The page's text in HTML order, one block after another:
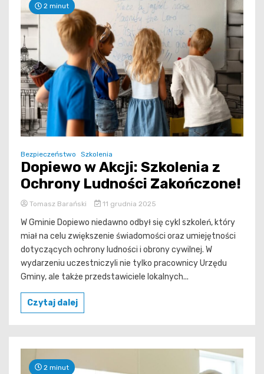
2 minut
Bezpieczeństwo Szkolenia
Dopiewo w Akcji: Szkolenia z
Ochrony Ludności Zakończone!
Tomasz Barański 11 grudnia 2025
W Gminie Dopiewo niedawno odbył się cykl szkoleń, który
miał na celu zwiększenie świadomości oraz umiejętności
dotyczących ochrony ludności i obrony cywilnej. W
wydarzeniu uczestniczyli nie tylko pracownicy Urzędu
Gminy, ale także przedstawiciele lokalnych...
Czytaj dalej
2 minut